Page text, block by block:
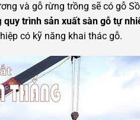
và gỗ rừng trồng sẽ có gỗ
quy trình sản xuất sàn gỗ tự
có kỹ năng khai thác gỗ.